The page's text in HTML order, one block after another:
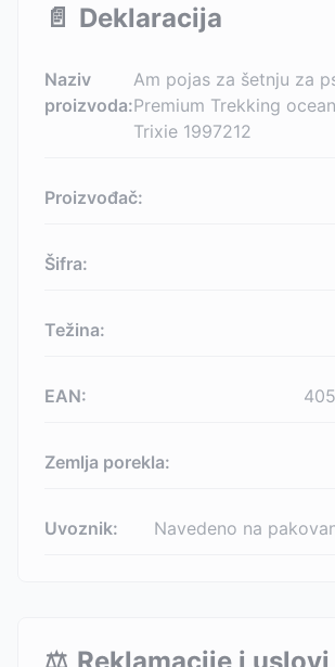
📄 Deklaracija
Naziv
proizvoda:
Am pojas za šetnju za
Premium Trekking
Trixie 1997212
Proizvođač:
Šifra:
Težina:
EAN:
Zemlja porekla:
Uvoznik: Navedeno na